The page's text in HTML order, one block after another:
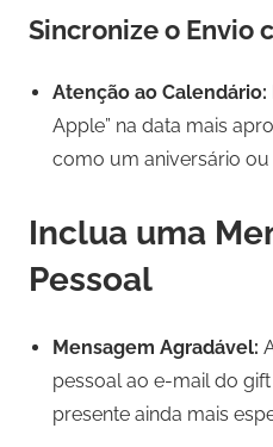
Sincronize o Envio
Atenção ao Calendário:
Apple” na data mais
como um aniversário ou
Inclua uma
Pessoal
Mensagem Agradável:
pessoal ao e-mail do
presente ainda mais